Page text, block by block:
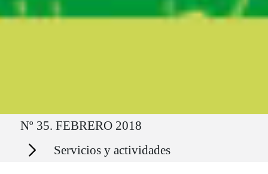
Ruta del sitio
Nº 35. FEBRERO 2018
Secciones Servicios y actividades